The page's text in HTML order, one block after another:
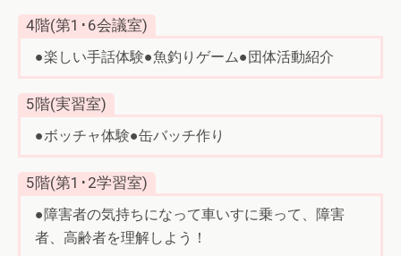
4階(第1･6会議室)
●楽しい手話体験●魚釣りゲーム●団体活動紹介
5階(実習室)
●ボッチャ体験●缶バッチ作り
5階(第1･2学習室)
●障害者の気持ちになって車いすに乗って、障害
者、高齢者を理解しよう！